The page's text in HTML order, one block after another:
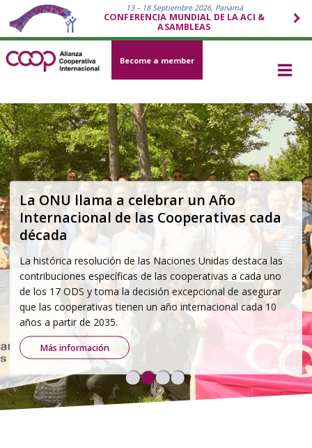
13 – 18 Septiembre 2026, Panamá
CONFERENCIA MUNDIAL DE LA ACI &
ASAMBLEAS
Become a member
Estrategia de la ACI 2026–2030:
Practicar, Promover y Proteger
Basada en la Identidad Cooperativa y elaborada a través de
un proceso participativo global, la estrategia describe cómo
el movimiento cooperativo responderá a los desafíos más
urgentes de la actualidad - económicos, sociales,
ambientales y democráticos.
Leer más